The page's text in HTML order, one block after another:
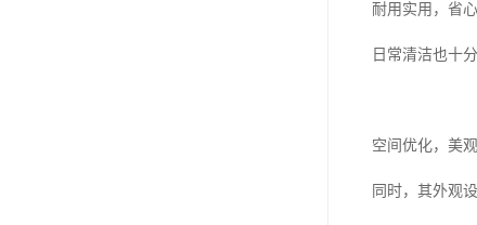
耐用实用，省
日常清洁也十
空间优化，美
同时，其外观